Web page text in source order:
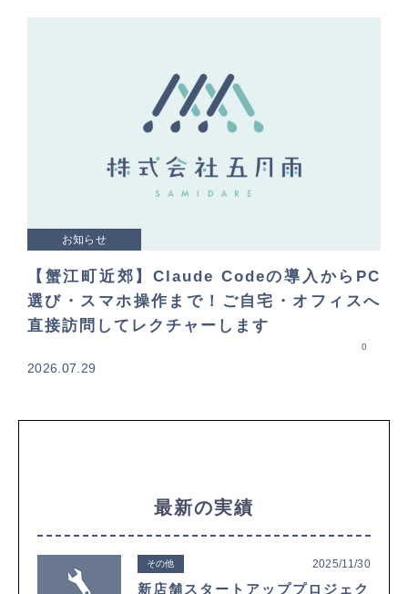
お知らせ
【蟹江町近郊】Claude Codeの導入からPC
選び・スマホ操作まで！ご自宅・オフィスへ
直接訪問してレクチャーします
2026.07.29
0
最新の実績
その他 2025/11/30
新店舗スタートアッププロジェク